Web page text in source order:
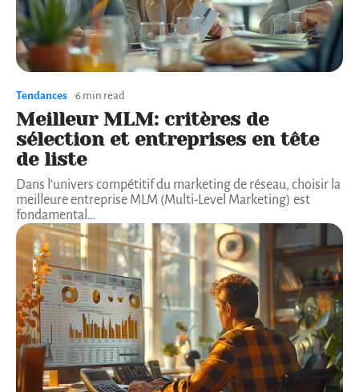
Tendances 6 min read
Meilleur MLM: critères de
sélection et entreprises en tête
de liste
Dans l'univers compétitif du marketing de réseau, choisir la
meilleure entreprise MLM (Multi-Level Marketing) est
fondamental …